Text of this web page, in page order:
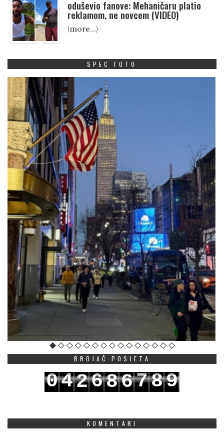
oduševio fanove: Mehaničaru platio
reklamom, ne novcem (VIDEO)
(more…)
SPEC FOTO
BROJAČ POSJETA
042686789
KOMENTARI